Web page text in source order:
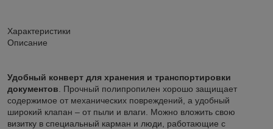
Характеристики
Описание
Удобный конверт для хранения и транспортировки
документов . Прочный полипропилен хорошо защищает
содержимое от механических повреждений, а удобный
широкий клапан – от пыли и влаги. Можно вложить свою
визитку в специальный карман и люди, работающие с